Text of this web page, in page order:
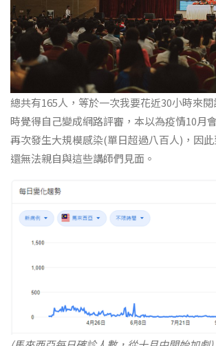
總共有165人，等於一次我要花近30小時來
時覺得自己變成網路評審，本以為疫情10月
再次發生大規模感染(單日超過八百人)，因
還無法親自與這些講師們見面。